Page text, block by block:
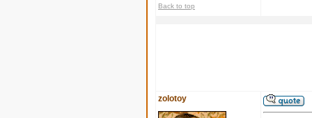
Back to top
zolotoy